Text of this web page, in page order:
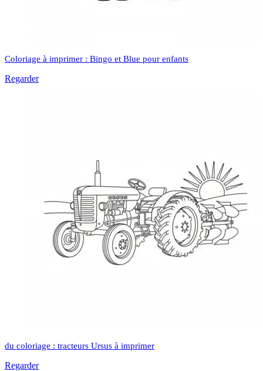
Coloriage à imprimer : Bingo et Blue pour enfants
Regarder
du coloriage : tracteurs Ursus à imprimer
Regarder